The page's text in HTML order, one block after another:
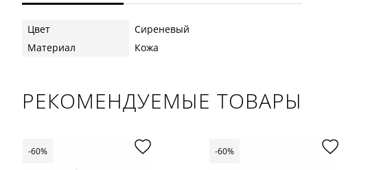
Цвет
Сиреневый
Материал
Кожа
РЕКОМЕНДУЕМЫЕ ТОВАРЫ
-60% -60%